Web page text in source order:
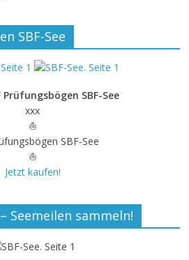
SBF-See
Prüfungsbögen SBF-See
xxx
⛵
SBF-See
⛵
Jetzt kaufen!
Seemeilen sammeln!